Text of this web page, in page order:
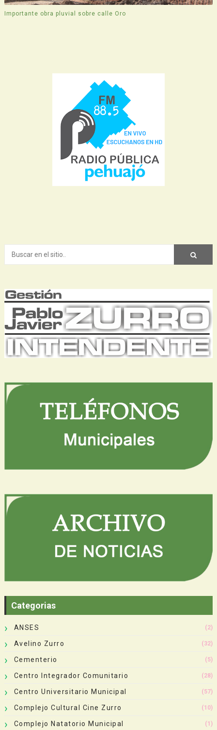
Importante obra pluvial sobre calle Oro
Categorias
ANSES (2)
Avelino Zurro (32)
Cementerio (5)
Centro Integrador Comunitario (28)
Centro Universitario Municipal (57)
Complejo Cultural Cine Zurro (10)
Complejo Natatorio Municipal (1)